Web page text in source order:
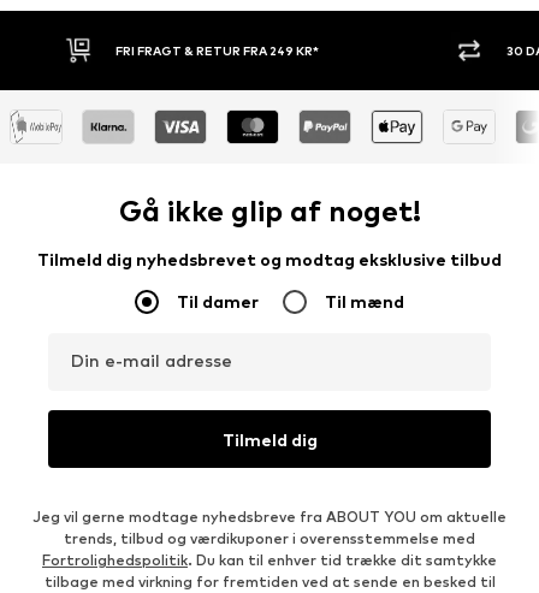
30 DAGES RETURRET KØB
Gå ikke glip af noget!
Tilmeld dig nyhedsbrevet og modtag eksklusive tilbud
Til damer Til mænd
Din e-mail adresse
Tilmeld dig
Jeg vil gerne modtage nyhedsbreve fra ABOUT YOU om aktuelle
trends, tilbud og værdikuponer i overensstemmelse med
Fortrolighedspolitik. Du kan til enhver tid trække dit samtykke
tilbage med virkning for fremtiden ved at sende en besked til